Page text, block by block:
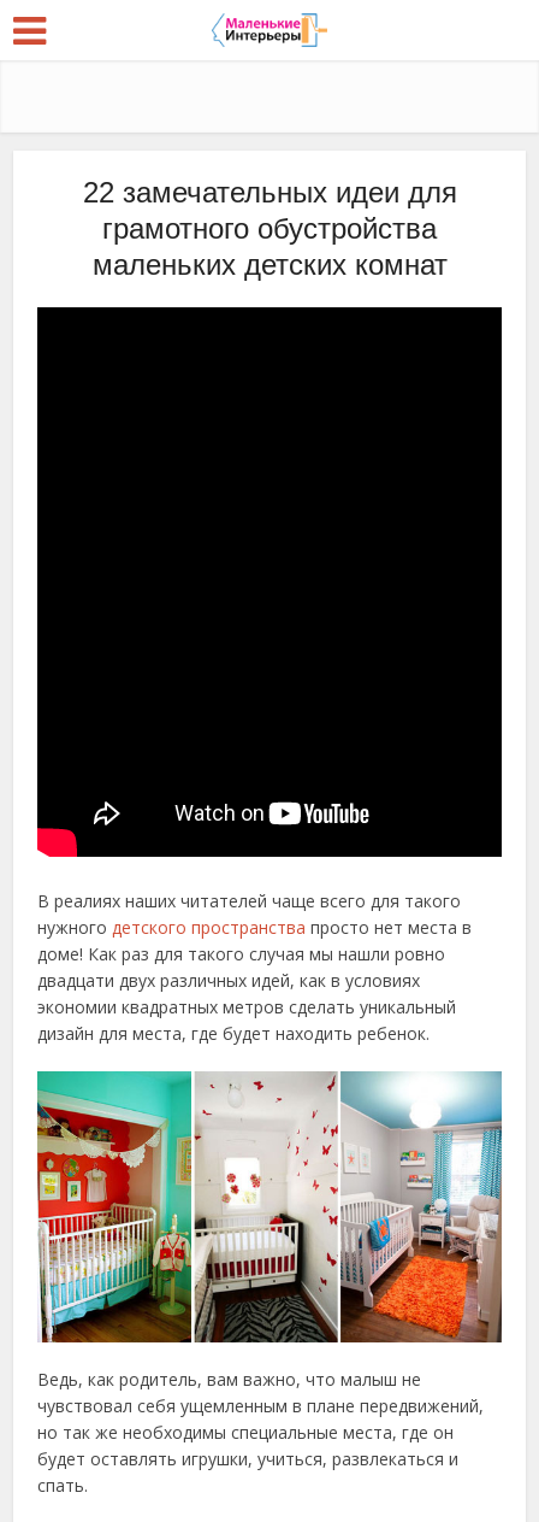
22 замечательных идеи для
грамотного обустройства
маленьких детских комнат
В реалиях наших читателей чаще всего для такого
нужногодетского пространства просто нет места в
доме! Как раз для такого случая мы нашли ровно
двадцати двух различных идей, как в условиях
экономии квадратных метров сделать уникальный
дизайн для места, где будет находить ребенок.
Ведь, как родитель, вам важно, что малыш не
чувствовал себя ущемленным в плане передвижений,
но так же необходимы специальные места, где он
будет оставлять игрушки, учиться, развлекаться и
спать.